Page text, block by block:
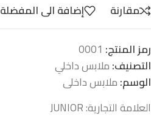
مقارنة
إضافة الى المفضلة
رمز المنتج: 0001
التصنيف:ملابس داخلي
الوسم:ملابس داخلى
العلامة التجارية:JUNIOR